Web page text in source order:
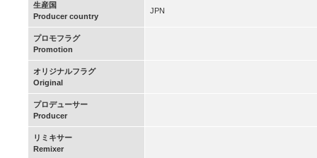
生産国
Producer country
JPN
プロモフラグ
Promotion
オリジナルフラグ
Original
プロデューサー
Producer
リミキサー
Remixer